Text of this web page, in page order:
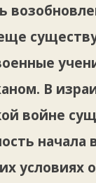
В
войне
начала
условиях